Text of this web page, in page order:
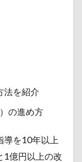
法を紹介
の進め方
導を10年以上
1億円以上の改